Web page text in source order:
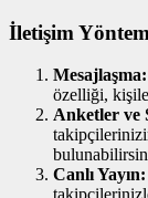
İletişim
Mesajlaşma:
özelliği,
Anketler ve
Canlı Yayın: